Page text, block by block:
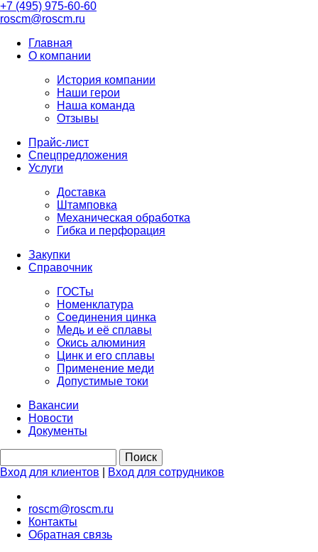
+7 (495) 975-60-60
roscm@roscm.ru
Главная
О компании
История компании
Наши герои
Наша команда
Отзывы
Прайс-лист
Спецпредложения
Услуги
Доставка
Штамповка
Механическая обработка
Гибка и перфорация
Закупки
Справочник
ГОСТы
Номенклатура
Соединения цинка
Медь и её сплавы
Окись алюминия
Цинк и его сплавы
Применение меди
Допустимые токи
Вакансии
Новости
Документы
Вход для клиентов Вход для сотрудников
roscm@roscm.ru
Контакты
Обратная связь